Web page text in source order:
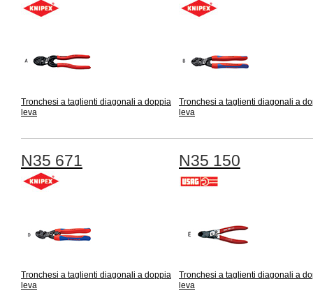
Tronchesi a taglienti diagonali a doppia
leva
Tronchesi a taglienti diagonali a
leva
N35 671
Tronchesi a taglienti diagonali a doppia
leva
N35 150
Tronchesi a taglienti diagonali a
leva